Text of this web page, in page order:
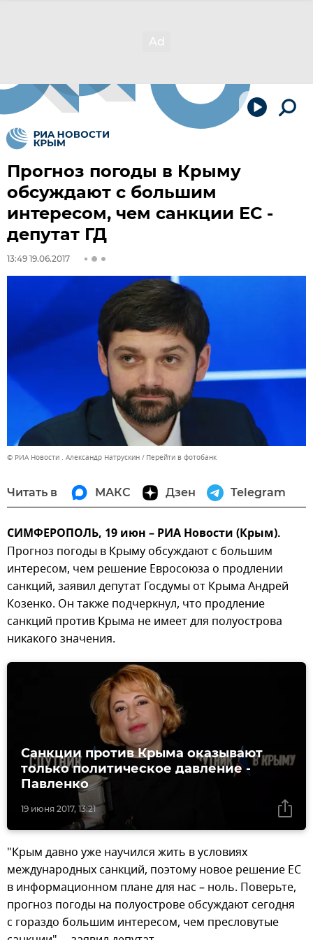
Прогноз погоды в Крыму
обсуждают с большим
интересом, чем санкции ЕС -
депутат ГД
13:49 19.06.2017
© РИА Новости . Александр Натрускин Перейти в фотобанк
Читать в МАКС Дзен Telegram
СИМФЕРОПОЛЬ, 19 июн – РИА Новости (Крым).
Прогноз погоды в Крыму обсуждают с большим
интересом, чем решение Евросоюза о продлении
санкций, заявил депутат Госдумы от Крыма Андрей
Козенко. Он также подчеркнул, что продление
санкций против Крыма не имеет для полуострова
никакого значения.
19 июня 2017, 13:21
Санкции против Крыма оказывают
только политическое давление -
Павленко
"Крым давно уже научился жить в условиях
международных санкций, поэтому новое решение ЕС
в информационном плане для нас – ноль. Поверьте,
прогноз погоды на полуострове обсуждают сегодня
с гораздо большим интересом, чем пресловутые